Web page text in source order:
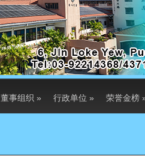
董事组织 » 行政单位 » 荣誉金榜